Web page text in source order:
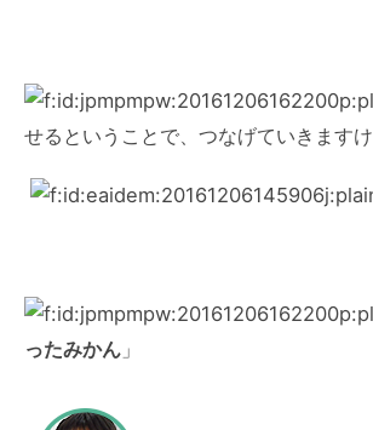
せるということで、つなげていきます
ったみかん 」